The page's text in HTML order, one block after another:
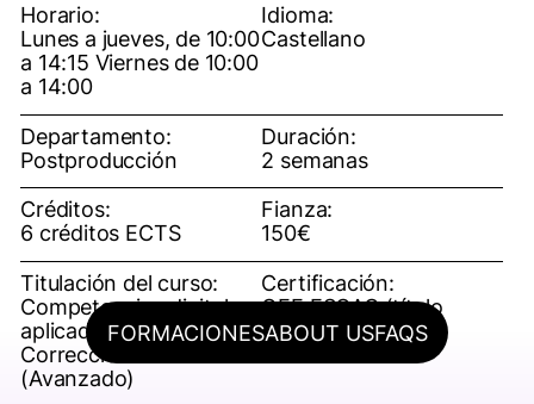
FORMACIONESABOUT USFAQS
Horario:
Lunes a jueves, de 10:00
a 14:15 Viernes de 10:00
a 14:00
Idioma:
Castellano
Departamento:
Postproducción
Duración:
2 semanas
Créditos:
6 créditos ECTS
Fianza:
150€
Titulación del curso:
Competencias digitales
aplicadas a la
Corrección de Color
(Avanzado)
Certificación:
OFF ESCAC (título
propio)